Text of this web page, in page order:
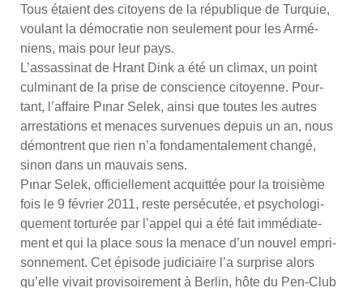
Tous étaient des citoyens de la répu­blique de Tur­quie,
vou­lant la démo­cra­tie non seule­ment pour les Armé­
niens, mais pour leur pays.
L’as­sas­si­nat de Hrant Dink a été un cli­max, un point
culmi­nant de la prise de conscience citoyenne. Pour­
tant, l’af­faire Pınar Selek, ain­si que toutes les autres
arres­ta­tions et menaces sur­ve­nues depuis un an, nous
démontrent que rien n’a fon­da­men­ta­le­ment chan­gé,
sinon dans un mau­vais sens.
Pınar Selek, offi­ciel­le­ment acquit­tée pour la troi­sième
fois le 9 février 2011, reste per­sé­cu­tée, et psy­cho­lo­gi­
que­ment tor­tu­rée par l’ap­pel qui a été fait immé­dia­te­
ment et qui la place sous la menace d’un nou­vel empri­
son­ne­ment. Cet épi­sode judi­ciaire l’a sur­prise alors
qu’elle vivait pro­vi­soi­re­ment à Ber­lin, hôte du Pen-Club